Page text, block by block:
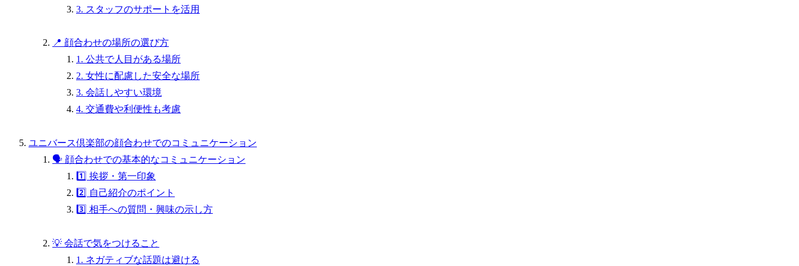
3. スタッフのサポートを活用
📍 顔合わせの場所の選び方
1. 公共で人目がある場所
2. 女性に配慮した安全な場所
3. 会話しやすい環境
4. 交通費や利便性も考慮
ユニバース倶楽部の顔合わせでのコミュニケーション
🗣 顔合わせでの基本的なコミュニケーション
1️⃣ 挨拶・第一印象
2️⃣ 自己紹介のポイント
3️⃣ 相手への質問・興味の示し方
💡 会話で気をつけること
1. ネガティブな話題は避ける